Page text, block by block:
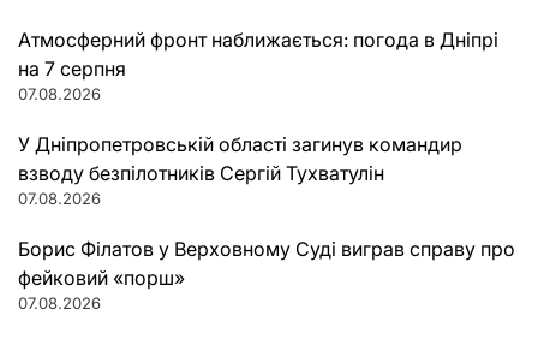
Атмосферний фронт наближається: погода в Дніпрі
на 7 серпня
07.08.2026
У Дніпропетровській області загинув командир
взводу безпілотників Сергій Тухватулін
07.08.2026
Борис Філатов у Верховному Суді виграв справу про
фейковий «порш»
07.08.2026